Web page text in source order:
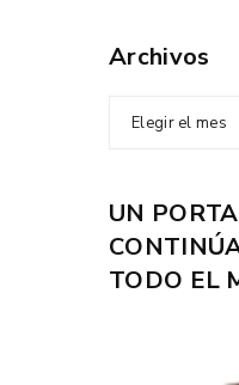
Archivos
Elegir el mes
UN
TODO EL